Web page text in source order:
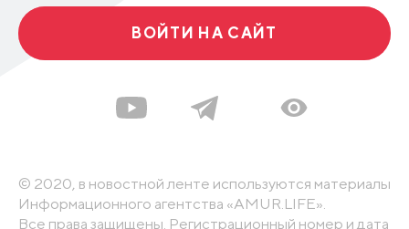
ВОЙТИ НА САЙТ
© 2020, в новостной ленте используются материалы
Информационного агентства «AMUR.LIFE».
Все права защищены. Регистрационный номер и дата